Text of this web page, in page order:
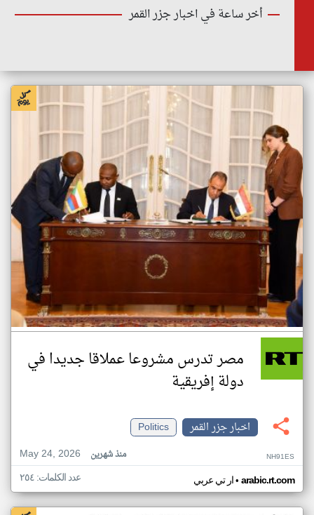
أخر ساعة في اخبار جزر القمر
مصر تدرس مشروعا عملاقا جديدا في
دولة إفريقية
اخبار جزر القمر
Politics
May 24, 2026
منذ شهرين NH91ES
ار تي عربي• arabic.rt.com عدد الكلمات: ٢٥٤